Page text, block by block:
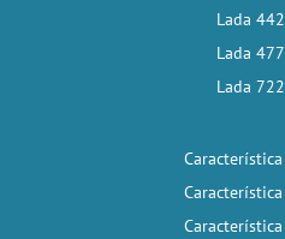
Lada 442
Lada 477
Lada 722